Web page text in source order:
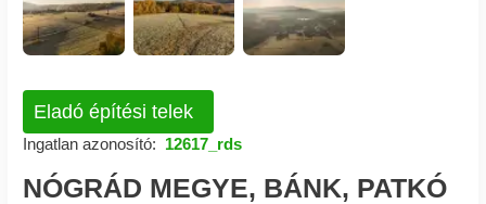
Eladó építési telek
Ingatlan azonosító: 12617_rds
NÓGRÁD MEGYE, BÁNK, PATKÓ